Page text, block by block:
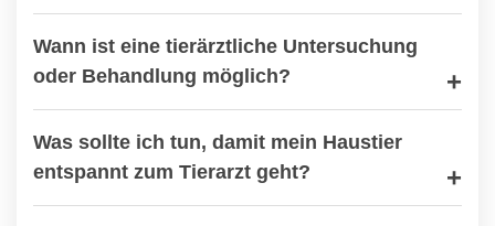
Wann ist eine tierärztliche Untersuchung
oder Behandlung möglich?
Was sollte ich tun, damit mein Haustier
entspannt zum Tierarzt geht?